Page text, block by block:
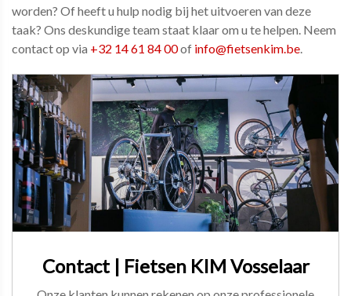
worden? Of heeft u hulp nodig bij het uitvoeren van deze
taak? Ons deskundige team staat klaar om u te helpen. Neem
contact op via +32 14 61 84 00of info@fietsenkim.be
Contact | Fietsen KIM Vosselaar